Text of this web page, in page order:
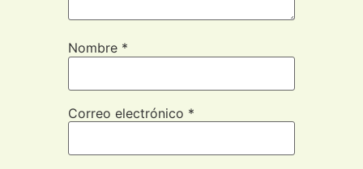
Nombre *
Correo electrónico *